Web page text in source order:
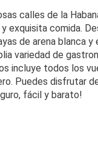
calles de la
comida.
de arena blanca
variedad de
incluye todos los
Puedes disfrutar
fácil y barato!